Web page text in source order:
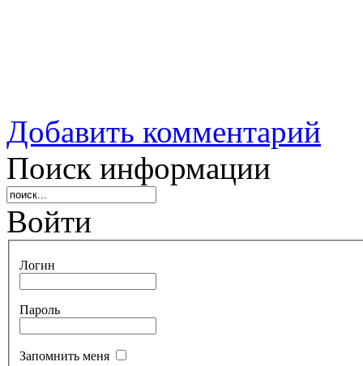
Добавить комментарий
Поиск информации
Войти
Логин
Пароль
Запомнить меня